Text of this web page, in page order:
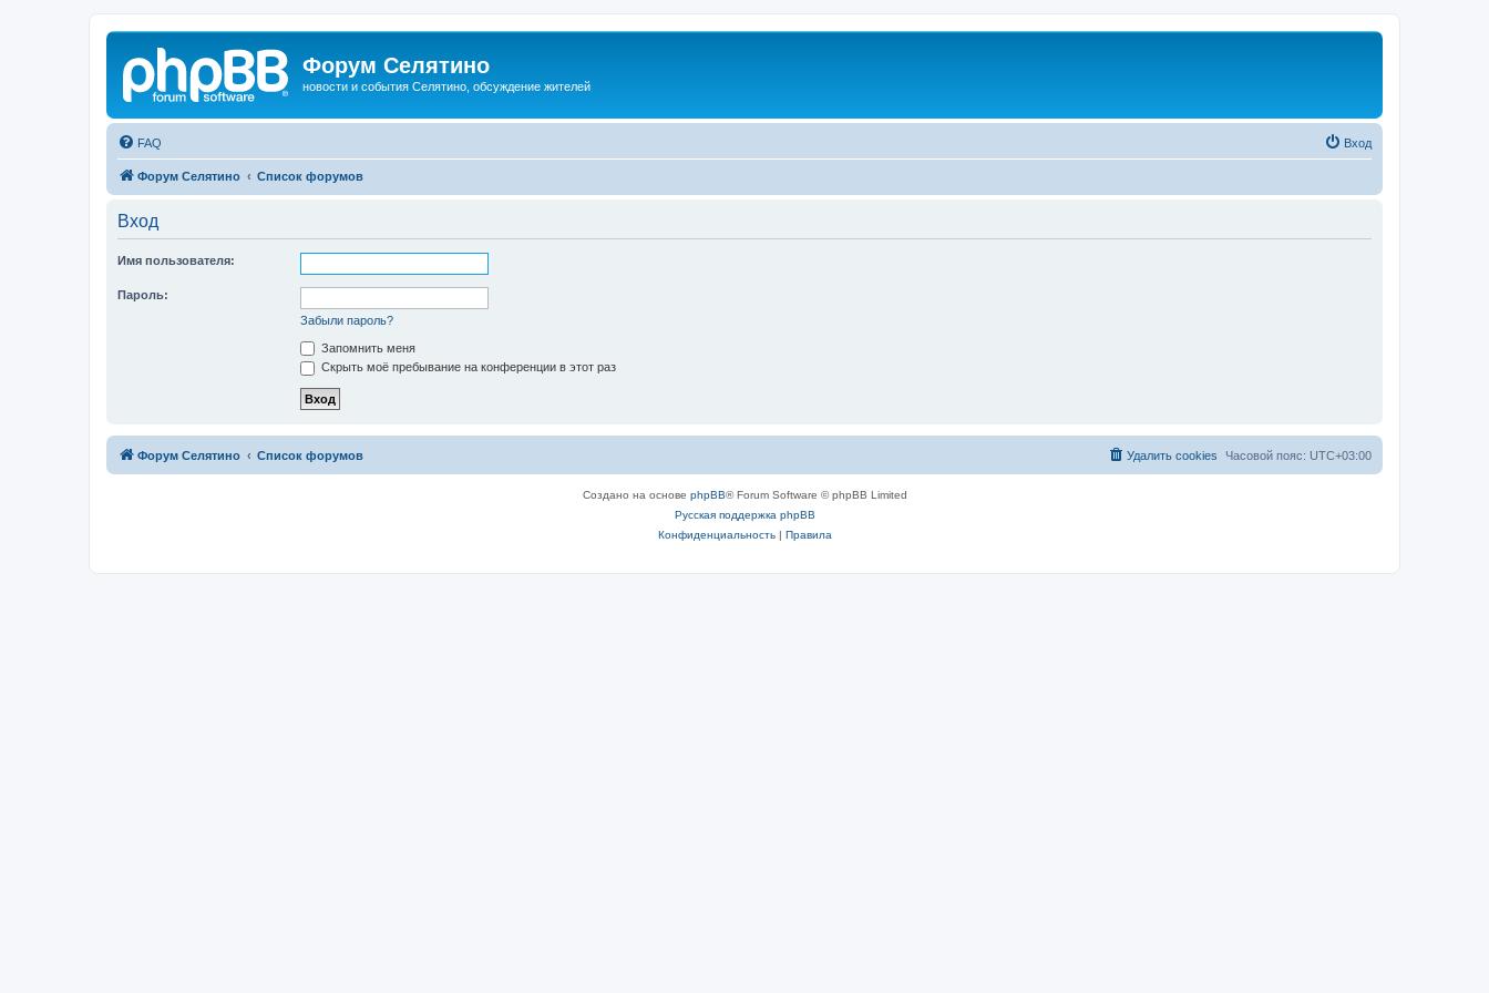
Форум Селятино
новости и события Селятино, обсуждение жителей
FAQ Вход
Форум Селятино Список форумов
Вход
Имя пользователя:
Пароль:
Забыли пароль?
Запомнить меня
Скрыть моё пребывание на конференции в этот раз
Форум Селятино Список форумов Часовой пояс: UTC+03:00
Удалить cookies
Создано на основе phpBB® Forum Software © phpBB Limited
Русская поддержка phpBB
Конфиденциальность| Правила